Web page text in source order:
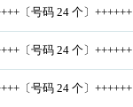
〔号码 24 个〕++++++
〔号码 24 个〕++++++
〔号码 24 个〕++++++